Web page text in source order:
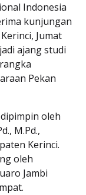
Indonesia
kunjungan
Jumat
ajang studi
Pekan
oleh
M.Pd.,
Kerinci.
oleh
Jambi